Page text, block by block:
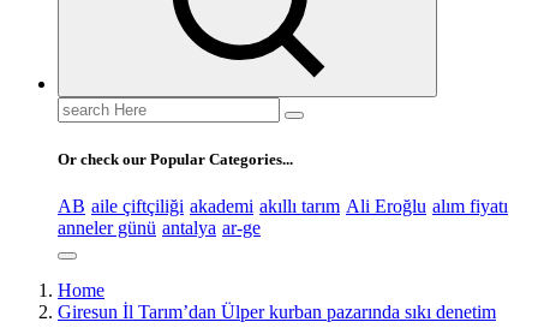
Search
for:
Or check our Popular Categories...
AB aile çiftçiliği akademi akıllı tarım Ali Eroğlu alım fiyatı
anneler günü antalya ar-ge
Home
Giresun İl Tarım’dan Ülper kurban pazarında sıkı denetim